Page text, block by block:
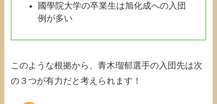
國學院大学の卒業生は旭化成への入団
例が多い
このような根拠から、青木瑠郁選手の入団先は次
の３つが有力だと考えられます！